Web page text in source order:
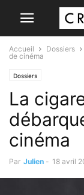
Accueil Dossiers
de cinéma
Dossiers
La
cinéma
Par Julien - 18 avril